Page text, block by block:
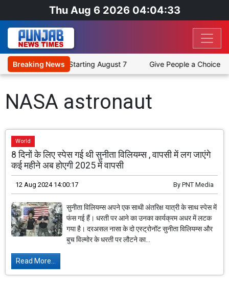
Thu Aug 6 2026 04:04:33
Breaking News
Across 12 Cities Starting August 7 Give People a Choice
NASA astronaut
World
8 दिनों के लिए स्पेस गई थी सुनीता विलियम्स , वापसी में लग जाएंगे
कई महीने अब होएगी 2025 में वापसी
12 Aug 2024 14:00:17 By PNT Media
सुनीता विलियम्स अपने एक साथी अंतरिक्ष यात्री के साथ स्पेस में
फंस गई हैं। धरती पर आने का उनका कार्यक्रम अधर में लटक
गया है। दरअसल नासा के दो एस्ट्रोनॉट सुनीता विलियम्स और
बुच विल्मोर के धरती पर लौटने का...
Read More...